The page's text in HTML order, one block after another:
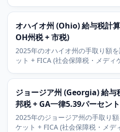
ほとんどの自治体の地方Earned
追加できます。
オハイオ州 (Ohio) 給与税計
OH州税 + 市税)
2025年のオハイオ州の手取り額
ット + FICA (社会保障税・メディ
バス、シンシナティなどの市の
ます。
ジョージア州 (Georgia) 給与
邦税 + GA一律5.39パーセン
2025年のジョージア州の手取り
ケット + FICA (社会保障税・メデ